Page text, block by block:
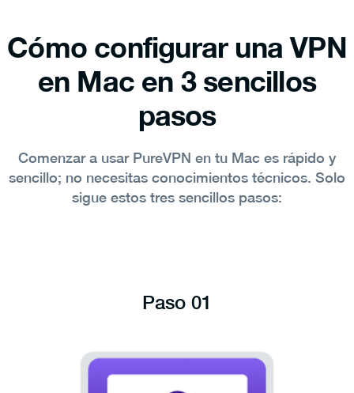
Cómo configurar una VPN
en Mac en 3 sencillos
pasos
Comenzar a usar PureVPN en tu Mac es rápido y
sencillo; no necesitas conocimientos técnicos. Solo
sigue estos tres sencillos pasos:
Paso 01